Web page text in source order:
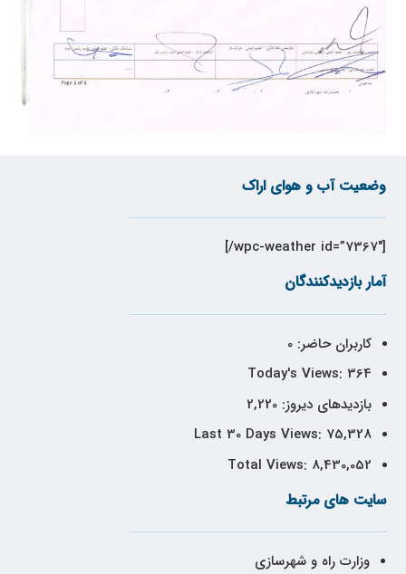
وضعیت آب و هوای اراک
[wpc-weather id=”7367″/]
آمار بازدیدکنندگان
کاربران حاضر:0
Today's Views: 364
بازدیدهای دیروز:2,220
Last 30 Days Views: 75,328
Total Views: 8,430,052
سایت های مرتبط
وزارت راه و شهرسازی